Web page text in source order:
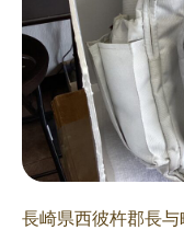
長崎県西彼杵郡長